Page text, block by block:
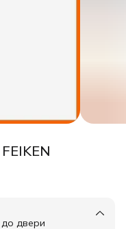
двери